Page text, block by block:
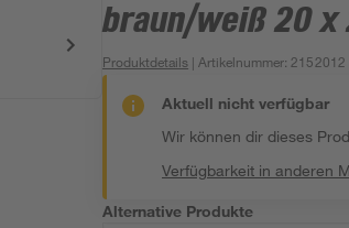
braun/weiß 20 x
Produktdetails | Artikelnummer: 2152012
Aktuell nicht verfügbar
Wir können dir dieses
Verfügbarkeit in anderen
Alternative Produkte